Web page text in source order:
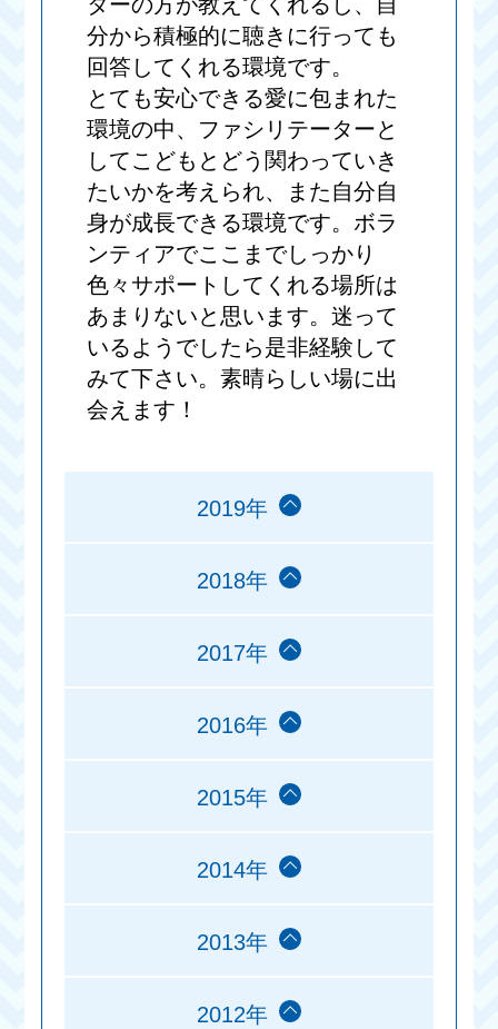
分から積極的に聴きに行っても
回答してくれる環境です。
とても安心できる愛に包まれた
環境の中、ファシリテーターと
してこどもとどう関わっていき
たいかを考えられ、また自分自
身が成長できる環境です。ボラ
ンティアでここまでしっかり
色々サポートしてくれる場所は
あまりないと思います。迷って
いるようでしたら是非経験して
みて下さい。素晴らしい場に出
会えます！
2019年
2018年
2017年
2016年
2015年
2014年
2013年
2012年